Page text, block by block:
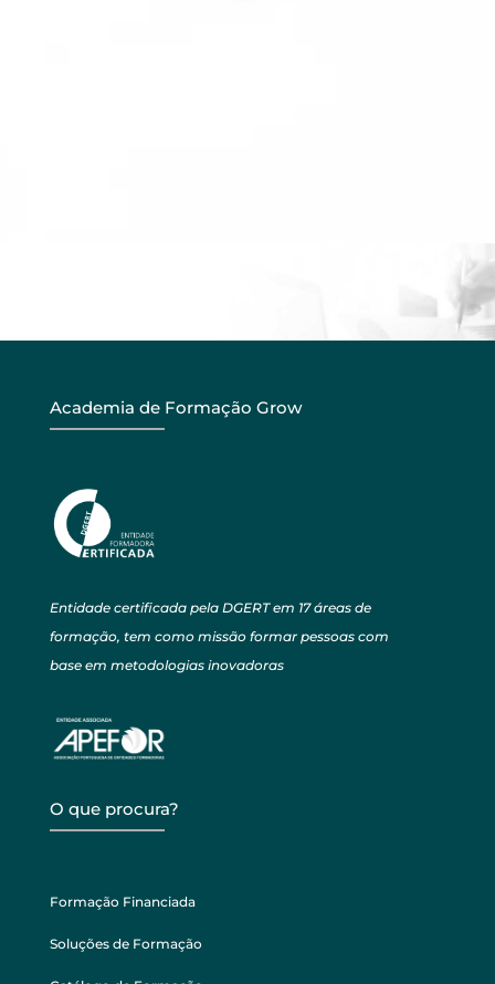
Academia de Formação Grow
Entidade certificada pela DGERT em 17 áreas de
formação, tem como missão formar pessoas com
base em metodologias inovadoras
O que procura?
Formação Financiada
Soluções de Formação